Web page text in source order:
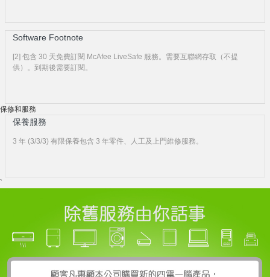
Software Footnote
[2] 包含 30 天免費訂閱 McAfee LiveSafe 服務。需要互聯網存取（不提
供）。到期後需要訂閱。
保修和服務
保養服務
3 年 (3/3/3) 有限保養包含 3 年零件、人工及上門維修服務。
`